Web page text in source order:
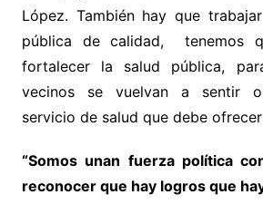
López. También hay que
pública de calidad, tenemos
fortalecer la salud pública,
vecinos se vuelvan a sentir
servicio de salud que debe ofrecer
“Somos unan fuerza política
reconocer que hay logros que